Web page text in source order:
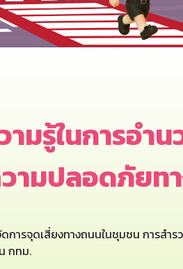
มรู้ในการอำ
ามปลอดภัยท
ารจุดเสี่ยงทางถนนในชุมชน การสำร
กทม.